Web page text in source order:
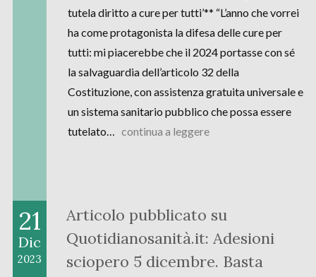
tutela diritto a cure per tutti’** “L’anno che vorrei
ha come protagonista la difesa delle cure per
tutti: mi piacerebbe che il 2024 portasse con sé
la salvaguardia dell’articolo 32 della
Costituzione, con assistenza gratuita universale e
un sistema sanitario pubblico che possa essere
tutelato… continua a leggere
Articolo pubblicato su
Quotidianosanità.it: Adesioni
sciopero 5 dicembre. Basta
21
Dic
2023